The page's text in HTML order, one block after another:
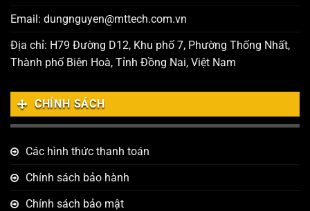
Email: dungnguyen@mttech.com.vn
Địa chỉ: H79 Đường D12, Khu phố 7, Phường Thống Nhất,
Thành phố Biên Hoà, Tỉnh Đồng Nai, Việt Nam
CHÍNH SÁCH
Các hình thức thanh toán
Chính sách bảo hành
Chính sách bảo mật